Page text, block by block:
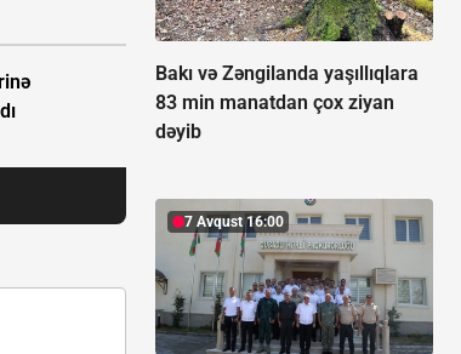
Bakı və Zəngilanda yaşıllıqlara
83 min manatdan çox ziyan
dəyib
7 Avqust 16:00